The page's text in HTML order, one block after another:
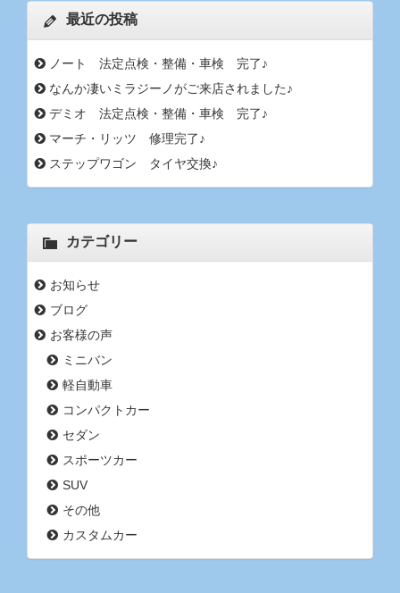
最近の投稿
ノート 法定点検・整備・車検 完了♪
なんか凄いミラジーノがご来店されました♪
デミオ 法定点検・整備・車検 完了♪
マーチ・リッツ 修理完了♪
ステップワゴン タイヤ交換♪
カテゴリー
お知らせ
ブログ
お客様の声
ミニバン
軽自動車
コンパクトカー
セダン
スポーツカー
SUV
その他
カスタムカー